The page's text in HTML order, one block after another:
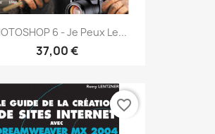
6 - Je Peux Le...
37,00 €
favorite_border